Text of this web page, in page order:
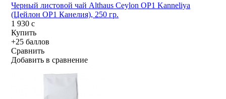
Черный листовой чай Althaus Ceylon OP1 Kanneliya
(Цейлон OP1 Канелия), 250 гр.
1 930c
Купить
+25 баллов
Сравнить
Добавить в сравнение